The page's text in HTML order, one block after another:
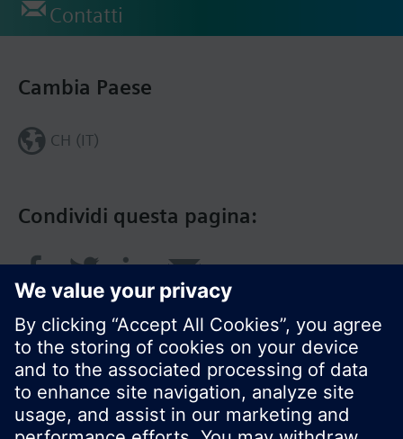
Contatti
Condividi questa pagina:
Cambia Paese
CH (IT)